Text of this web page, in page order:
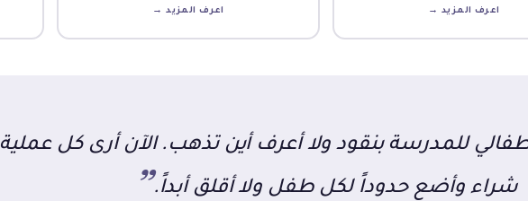
اعرف المزيد → اعرف المزيد →
للمدرسة بنقود ولا أعرف أين تذهب. الآن أرى كل عملية
شراء وأضع حدوداً لكل طفل ولا أقلق أبداً.